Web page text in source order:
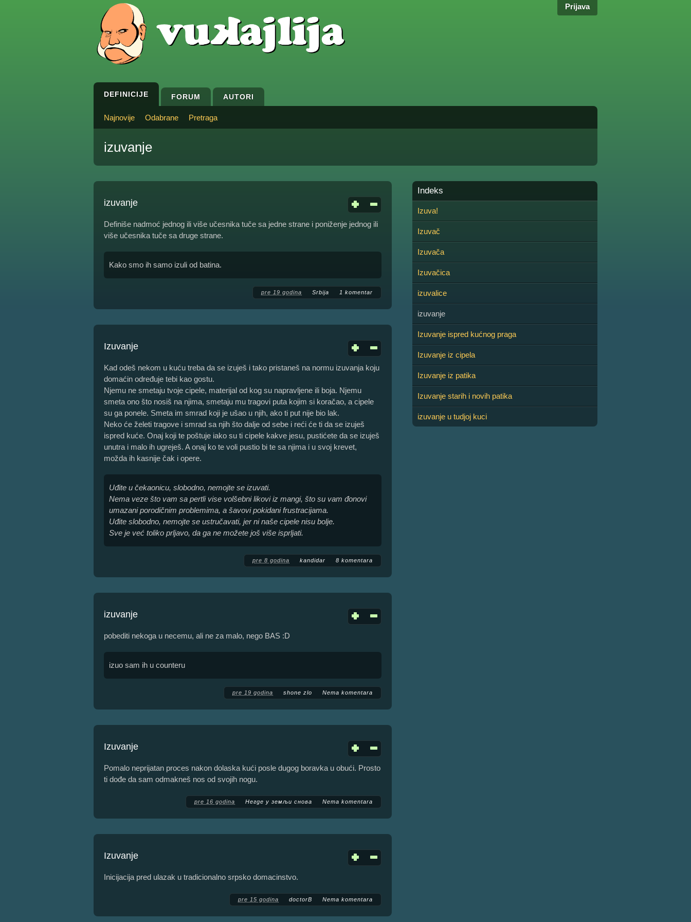
Prijava
DEFINICIJE FORUM AUTORI
Najnovije Odabrane Pretraga
izuvanje
izuvanje
Definiše nadmoć jednog ili više učesnika tuče sa jedne strane i poniženje jednog ili
više učesnika tuče sa druge strane.
Kako smo ih samo izuli od batina.
pre 19 godina Srbija 1 komentar
Izuvanje
Kad odeš nekom u kuću treba da se izuješ i tako pristaneš na normu izuvanja koju
domaćin određuje tebi kao gostu.
Njemu ne smetaju tvoje cipele, materijal od kog su napravljene ili boja. Njemu
smeta ono što nosiš na njima, smetaju mu tragovi puta kojim si koračao, a cipele
su ga ponele. Smeta im smrad koji je ušao u njih, ako ti put nije bio lak.
Neko će želeti tragove i smrad sa njih što dalje od sebe i reći će ti da se izuješ
ispred kuće. Onaj koji te poštuje iako su ti cipele kakve jesu, pustićete da se izuješ
unutra i malo ih ugreješ. A onaj ko te voli pustio bi te sa njima i u svoj krevet,
možda ih kasnije čak i opere.
Uđite u čekaonicu, slobodno, nemojte se izuvati.
Nema veze što vam sa pertli vise volšebni likovi iz mangi, što su vam đonovi
umazani porodičnim problemima, a šavovi pokidani frustracijama.
Uđite slobodno, nemojte se ustručavati, jer ni naše cipele nisu bolje.
Sve je već toliko prljavo, da ga ne možete još više isprljati.
pre 8 godina kandidar 8 komentara
izuvanje
pobediti nekoga u necemu, ali ne za malo, nego BAS :D
izuo sam ih u counteru
pre 19 godina shone zlo Nema komentara
Izuvanje
Pomalo neprijatan proces nakon dolaska kući posle dugog boravka u obući. Prosto
ti dođe da sam odmakneš nos od svojih nogu.
pre 16 godina Негде у земљи снова Nema komentara
Izuvanje
Inicijacija pred ulazak u tradicionalno srpsko domacinstvo.
pre 15 godina doctorB Nema komentara
Indeks
Izuva!
Izuvač
Izuvača
Izuvačica
izuvalice
izuvanje
Izuvanje ispred kućnog praga
Izuvanje iz cipela
Izuvanje iz patika
Izuvanje starih i novih patika
izuvanje u tudjoj kuci